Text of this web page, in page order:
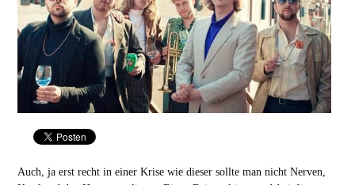
Auch, ja erst recht in einer Krise wie dieser sollte man nicht Nerven,